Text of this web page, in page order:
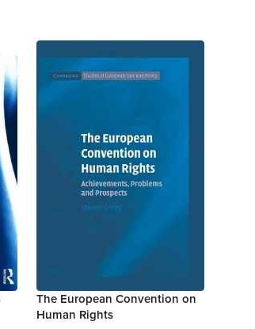
The European Convention on
Human Rights